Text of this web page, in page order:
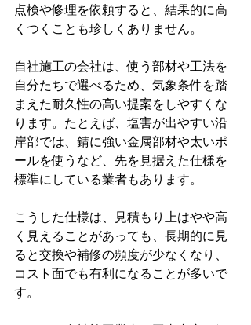
点検や修理を依頼すると、結果的に高
くつくことも珍しくありません。
自社施工の会社は、使う部材や工法を
自分たちで選べるため、気象条件を踏
まえた耐久性の高い提案をしやすくな
ります。たとえば、塩害が出やすい沿
岸部では、錆に強い金属部材や太いポ
ールを使うなど、先を見据えた仕様を
標準にしている業者もあります。
こうした仕様は、見積もり上はやや高
く見えることがあっても、長期的に見
ると交換や補修の頻度が少なくなり、
コスト面でも有利になることが多いで
す。